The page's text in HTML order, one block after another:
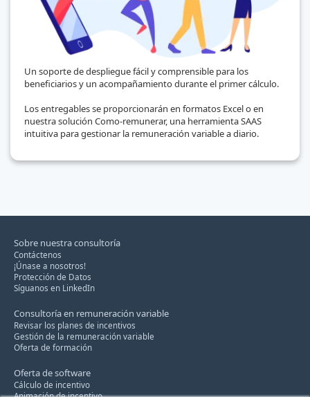
Un soporte de despliegue fácil y comprensible para los
beneficiarios y un acompañamiento durante el primer cálculo.
Los entregables se proporcionarán en formatos Excel o en
nuestra solución Como-remunerar, una herramienta SAAS
intuitiva para gestionar la remuneración variable a diario.
Sobre nuestra consultoría
Contáctenos
¡Únase a nosotros!
Protección de Datos
Síguanos en LinkedIn
Consultoría en remuneración variable
Revisar los planes de incentivos
Gestión de la remuneración variable
Oferta de formación
Oferta de software
Cálculo de incentivo